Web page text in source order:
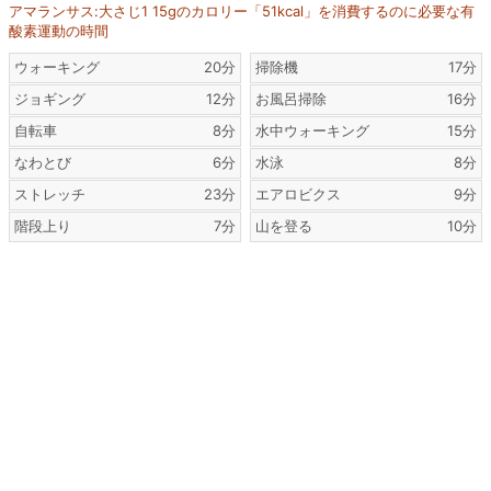
アマランサス:大さじ1 15gのカロリー「51kcal」を消費するのに必要な有
酸素運動の時間
ウォーキング
20分
ジョギング
12分
自転車
8分
なわとび
6分
ストレッチ
23分
階段上り
7分
掃除機
17分
お風呂掃除
16分
水中ウォーキング
15分
水泳
8分
エアロビクス
9分
山を登る
10分